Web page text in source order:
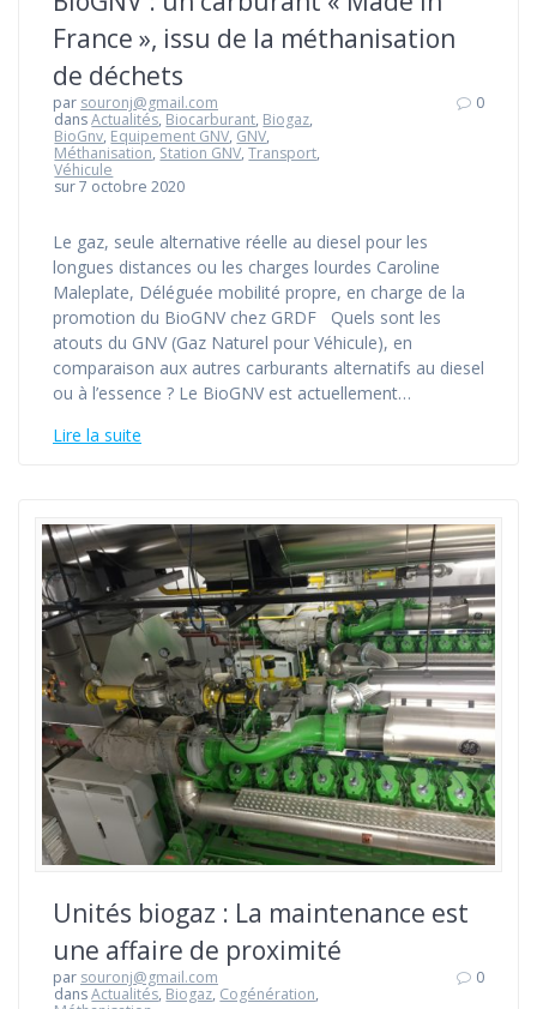
France », issu de la méthanisation
de déchets
par souronj@gmail.com
dansActualités, Biocarburant, Biogaz,
BioGnv, Equipement GNV, GNV,
Méthanisation, Station GNV,Transport,
Véhicule
sur 7 octobre 2020
0
Le gaz, seule alternative réelle au diesel pour les
longues distances ou les charges lourdes Caroline
Maleplate, Déléguée mobilité propre, en charge de la
promotion du BioGNV chez GRDF Quels sont les
atouts du GNV (Gaz Naturel pour Véhicule), en
comparaison aux autres carburants alternatifs au diesel
ou à l’essence ? Le BioGNV est actuellement…
Lire la suite
Unités biogaz : La maintenance est
une affaire de proximité
par souronj@gmail.com
dansActualités, Biogaz, Cogénération,
0